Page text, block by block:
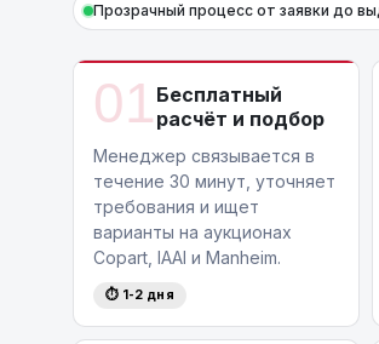
Прозрачный процесс от заявки до
01 Бесплатный
расчёт и подбор
Менеджер связывается в
течение 30 минут, уточняет
требования и ищет
варианты на аукционах
Copart, IAAI и Manheim.
⏱ 1-2 дня